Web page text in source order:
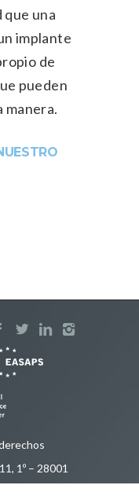
una
implante
de
pueden
manera.
1º – 28001